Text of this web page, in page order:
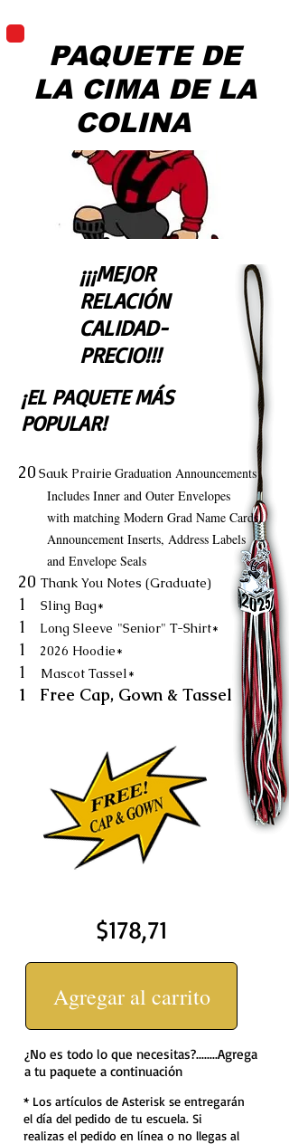
PAQUETE DE
LA CIMA DE LA
COLINA
¡¡¡MEJOR
RELACIÓN
CALIDAD-
PRECIO!!!
¡EL PAQUETE MÁS
POPULAR!
20 Sauk Prairie Graduation Announcements
Includes Inner and Outer Envelopes
with matching Modern Grad Name Cards,
Announcement Inserts, Address Labels
and Envelope Seals
20 Thank You Notes (Graduate)
1 Sling Bag*
1 Long Sleeve "Senior" T-Shirt*
1 2026 Hoodie*
1 Mascot Tassel*
1 Free Cap, Gown & Tassel
$178,71
Agregar al carrito
¿No es todo lo que necesitas?........Agrega
a tu paquete a continuación
* Los artículos de Asterisk se entregarán
el día del pedido de tu escuela. Si
realizas el pedido en línea o no llegas al